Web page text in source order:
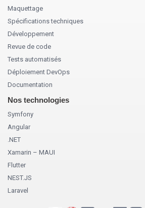
Maquettage
Spécifications techniques
Développement
Revue de code
Tests automatisés
Déploiement DevOps
Documentation
Nos technologies
Symfony
Angular
.NET
Xamarin – MAUI
Flutter
NEST.JS
Laravel